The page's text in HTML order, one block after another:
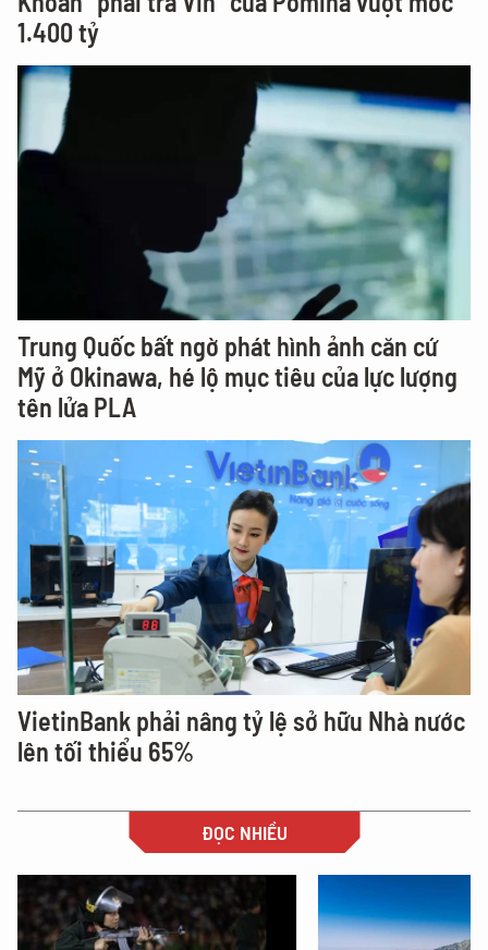
1.400 tỷ
Trung Quốc bất ngờ phát hình ảnh căn cứ
Mỹ ở Okinawa, hé lộ mục tiêu của lực lượng
tên lửa PLA
VietinBank phải nâng tỷ lệ sở hữu Nhà nước
lên tối thiểu 65%
ĐỌC NHIỀU